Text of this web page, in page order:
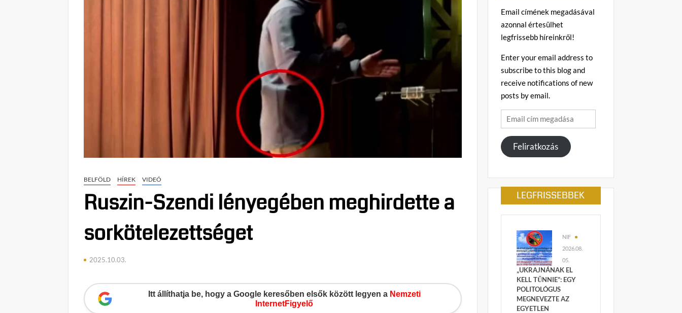
BELFÖLD HÍREK VIDEÓ
Ruszin-Szendi lényegében meghirdette a
sorkötelezettséget
2025.10.03.
Itt állíthatja be, hogy a Google keresőben elsők között legyen a Nemzeti
InternetFigyelő
Email címének megadásával
azonnal értesülhet
legfrissebb híreinkről!
Enter your email address to
subscribe to this blog and
receive notifications of new
posts by email.
Email
cím
megadása
Feliratkozás
LEGFRISSEBBEK
NIF
2026.08.
05.
„UKRAJNÁNAK EL
KELL TŰNNIE”: EGY
POLITOLÓGUS
MEGNEVEZTE AZ
EGYETLEN